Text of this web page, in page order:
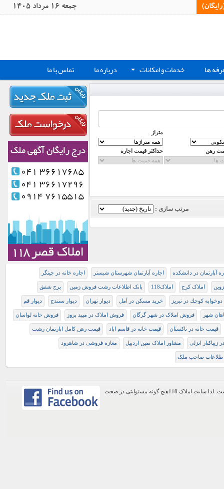
جمعه 16 مرداد 1405
ها + خدمات و امکانات درباره ما تماس با ما
متراژ
رهن حداکثر قیمت اجاره
مرتب سازی :
آپارتمان در دانشکده اجاره آپارتمان شهرستان شبستر اجاره خانه در چیتگر
املاک کرج املاک118 بانک اطلاعات رشت فروش زمین برج شفق
دوخوابه كوچك در تبريز خرید مسکن در آمل دیوار تهران دیوار سنندج دیوار قم
شهر فروش املاک در شهر گرگان فروش املاک در میبد بروز فروش خانه لواسان
قیمت خانه در تاکستان قیمت خانه در قاسم اباد قیمت رهن کامل اپارتمان رشت
انزلی مشاور املاک نمین اردبیل مغازه فروشی در شاهرود
صاحب ملک
اطلاعات موجود در این وب سایت از طریق کاربران عمومی سایت ثبت شده است. لذا سایت املاک 118هیچ گونه مسئولیتی در صحت